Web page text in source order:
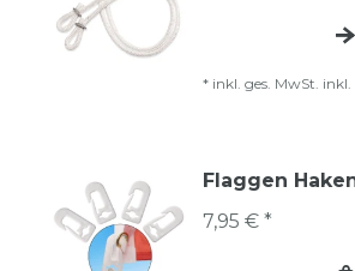
* inkl. ges. MwSt. inkl.
Flaggen
7,95 € *